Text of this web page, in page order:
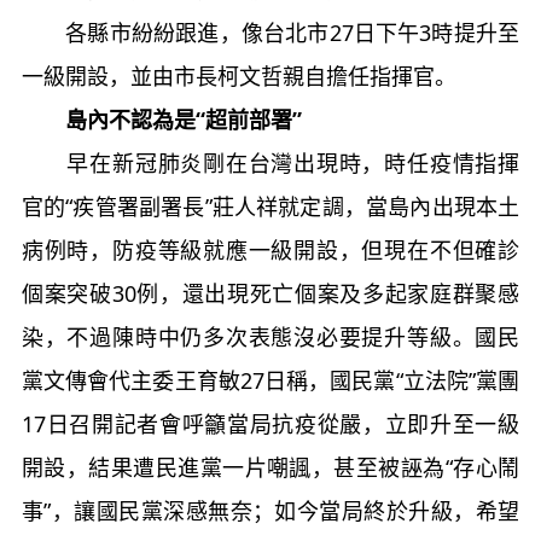
各縣市紛紛跟進，像台北市27日下午3時提升至
一級開設，並由市長柯文哲親自擔任指揮官。
島內不認為是“超前部署”
早在新冠肺炎剛在台灣出現時，時任疫情指揮
官的“疾管署副署長”莊人祥就定調，當島內出現本土
病例時，防疫等級就應一級開設，但現在不但確診
個案突破30例，還出現死亡個案及多起家庭群聚感
染，不過陳時中仍多次表態沒必要提升等級。國民
黨文傳會代主委王育敏27日稱，國民黨“立法院”黨團
17日召開記者會呼籲當局抗疫從嚴，立即升至一級
開設，結果遭民進黨一片嘲諷，甚至被誣為“存心鬧
事”，讓國民黨深感無奈；如今當局終於升級，希望